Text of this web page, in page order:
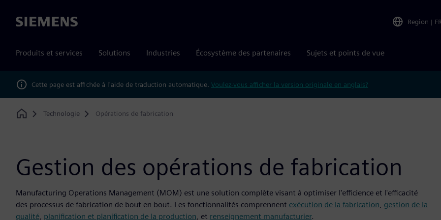
Siemens Region | FR
Produits et services Solutions Industries Écosystème des partenaires Sujets et points de vue
Cette page est affichée à l'aide de traduction automatique. Voulez-vous afficher la version originale en anglais?
Home
Technologie Opérations de fabrication
Gestion des opérations de fabrication
Manufacturing Operations Management (MOM) est une solution complète visant à optimiser l'efficience et l'efficacité
des processus de fabrication de bout en bout. Les fonctionnalités comprennent exécution de la fabrication, gestion de la
qualité, planification et planification de la production, et renseignement manufacturier.